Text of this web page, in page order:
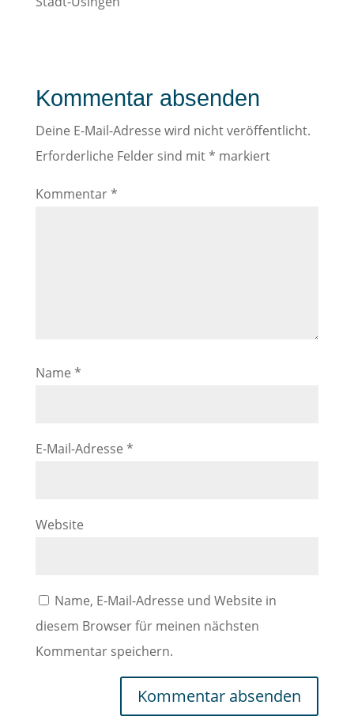
Kommentar absenden
Deine E-Mail-Adresse wird nicht veröffentlicht.
Erforderliche Felder sind mit* markiert
Kommentar*
Name *
E-Mail-Adresse *
Website
Name, E-Mail-Adresse und Website in
diesem Browser für meinen nächsten
Kommentar speichern.